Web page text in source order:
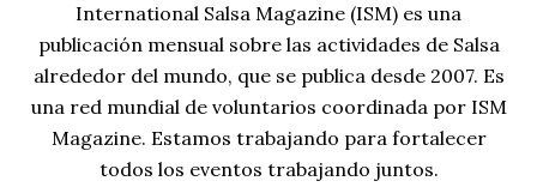
International Salsa Magazine (ISM) es una
publicación mensual sobre las actividades de Salsa
alrededor del mundo, que se publica desde 2007. Es
una red mundial de voluntarios coordinada por ISM
Magazine. Estamos trabajando para fortalecer
todos los eventos trabajando juntos.